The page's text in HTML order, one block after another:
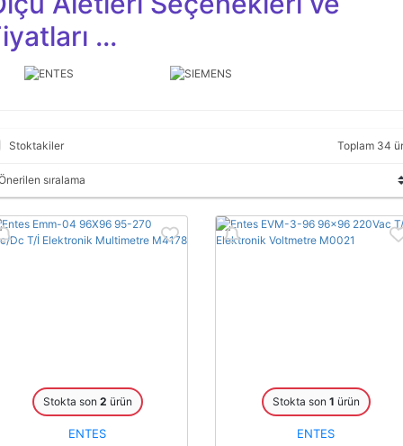
...
Stoktakiler Toplam 34
Stokta son 2 ürün
ENTES
Stokta son 1 ürün
ENTES